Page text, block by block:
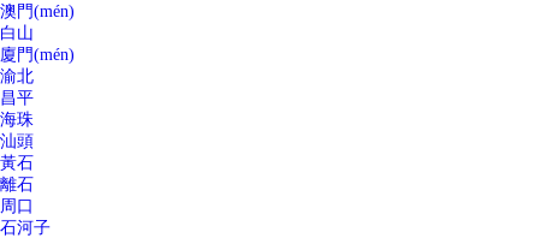
澳門(mén)
白山
廈門(mén)
渝北
昌平
海珠
汕頭
黃石
離石
周口
石河子